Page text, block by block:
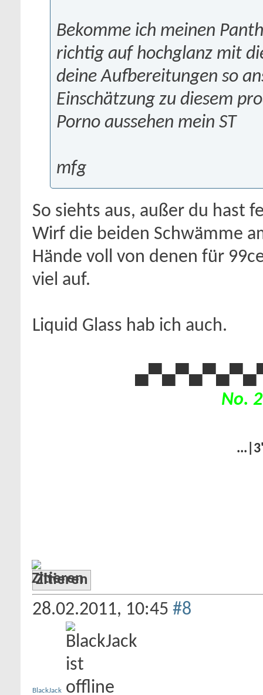
Bekomme ich meinen
richtig auf hochglanz mit
deine Aufbereitungen so
Einschätzung zu diesem
Porno aussehen mein ST
mfg
So siehts aus, außer du hast
Wirf die beiden Schwämme
Hände voll von denen für
viel auf.
Liquid Glass hab ich auch.
▄▀▄▀▄
No.
Zitieren
28.02.2011, 10:45 #8
BlackJack